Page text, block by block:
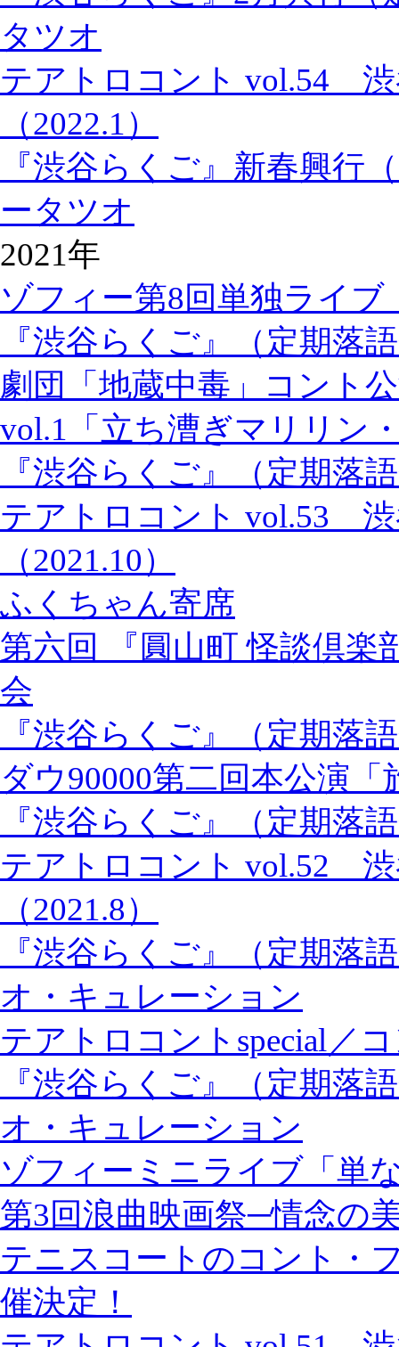
タツオ
テアトロコント vol.54
（2022.1）
『渋谷らくご』新春興行
ータツオ
2021年
ゾフィー第8回単独ライ
『渋谷らくご』（定期落
劇団「地蔵中毒」コント
vol.1「立ち漕ぎマリリン
『渋谷らくご』（定期落
テアトロコント vol.53
（2021.10）
ふくちゃん寄席
第六回 『圓山町 怪談倶楽
会
『渋谷らくご』（定期落
ダウ90000第二回本公演
『渋谷らくご』（定期落
テアトロコント vol.52
（2021.8）
『渋谷らくご』（定期落
オ・キュレーション
テアトロコントspecial／
『渋谷らくご』（定期落
オ・キュレーション
ゾフィーミニライブ「単
第3回浪曲映画祭─情念の
テニスコートのコント・
催決定！